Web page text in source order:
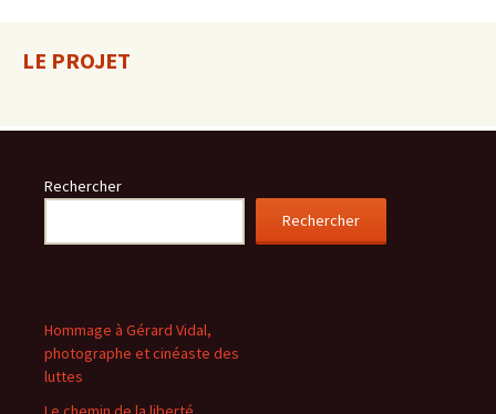
LE PROJET
Rechercher
Rechercher
Hommage à Gérard Vidal,
photographe et cinéaste des
luttes